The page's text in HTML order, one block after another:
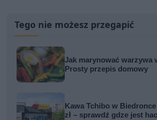
Tego nie możesz przegapić
Jak marynować warzywa
Prosty przepis domowy
Kawa Tchibo w
zł – sprawdź gdze jest